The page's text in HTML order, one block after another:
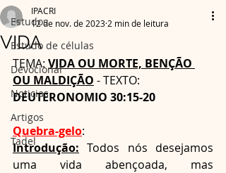
Estudos
Estudo de células
Devocional
Noticias
Artigos
Tadel
VIDA
IPACRI
12 de nov. de 2023 2 min de leitura
TEMA: VIDA OU MORTE, BENÇÃO
OU MALDIÇÃO - TEXTO:
DEUTERONOMIO 30:15-20
Quebra-gelo:
Introdução: Todos nós desejamos
uma vida abençoada, mas